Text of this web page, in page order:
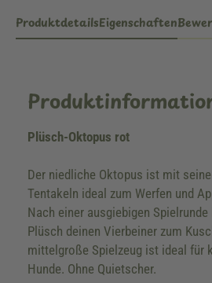
ProduktdetailsEigenschaften
Plüsch-Oktopus rot
Der niedliche Oktopus ist mit
Tentakeln ideal zum Werfen und
Nach einer ausgiebigen
Plüsch deinen Vierbeiner zum
mittelgroße Spielzeug ist ideal für
Hunde. Ohne Quietscher.